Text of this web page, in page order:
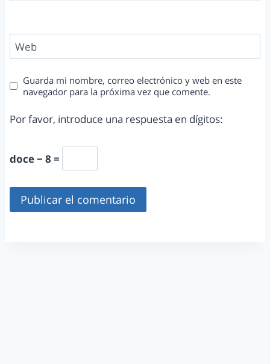
Web
Guarda mi nombre, correo electrónico y web en este
navegador para la próxima vez que comente.
Por favor, introduce una respuesta en dígitos:
doce − 8 =